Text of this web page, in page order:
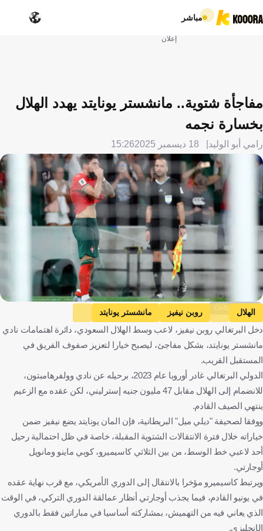
مباشر
إعلان
مفاجأة شتوية.. مانشستر يونايتد يهدد الهلال
بخسارة نجمه
رامي أبو الوليد 18 ديسمبر 2025 15:26
Getty Images
الهلال روبن نيفيز
مانشستر يونايتد
المملكة العربية السعودية
إنجلترا البرتغال كرة قدم
دخل البرتغالي روبن نيفيز، لاعب وسط الهلال السعودي، دائرة اهتمامات نادي
مانشستر يونايتد، بشكل مفاجئ، ليصبح خيارا لتعزيز صفوف الفريق في
المستقبل القريب.
الدولي البرتغالي غادر أوروبا عام 2023، برحيله عن نادي وولفرهامبتون،
للانضمام إلى الهلال مقابل 47 مليون جنيه إسترليني، لكن عقده مع الزعيم
ينتهي الصيف القادم.
ووفقا لصحيفة "ديلي ميل" البريطانية، فإن المان يونايتد يضع نيفيز ضمن
خياراته خلال فترة الانتقالات الشتوية المقبلة، خاصة في ظل احتمالية رحيل
أحد لاعبي خط الوسط، من بين الثلاثي كاسيميرو، كوبي ماينو ومانويل
أوجارتي.
ويرتبط كاسيميرو مؤخرا بالانتقال إلى الدوري الأمريكي، مع قرب نهاية عقده
في يونيو القادم، فيما يجذب أوجارتي أنظار عمالقة الدوري التركي، في الوقت
الذي يعاني فيه من التهميش، بمشاركته أساسيا في مباراتين فقط بالدوري
الإنجليزي.